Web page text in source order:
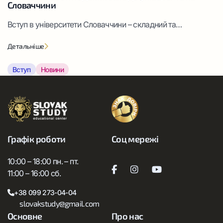
Словаччини
Вступ в університети Словаччини – складний та
складових етапів та елементів. Якщо ви вже визначилися
інформація в нашій статті напевно виявиться для вас
Детальніше
Вступ Новини
Графік роботи
10:00 – 18:00 пн. – пт.
11:00 – 16:00 сб.
+38 099 273-04-04
slovakstudy@gmail.com
Основне Про нас
Соц мережі